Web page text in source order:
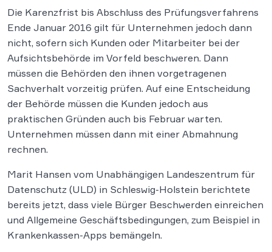
Die Karenzfrist bis Abschluss des Prüfungsverfahrens
Ende Januar 2016 gilt für Unternehmen jedoch dann
nicht, sofern sich Kunden oder Mitarbeiter bei der
Aufsichtsbehörde im Vorfeld beschweren. Dann
müssen die Behörden den ihnen vorgetragenen
Sachverhalt vorzeitig prüfen. Auf eine Entscheidung
der Behörde müssen die Kunden jedoch aus
praktischen Gründen auch bis Februar warten.
Unternehmen müssen dann mit einer Abmahnung
rechnen.
Marit Hansen vom Unabhängigen Landeszentrum für
Datenschutz (ULD) in Schleswig-Holstein berichtete
bereits jetzt, dass viele Bürger Beschwerden einreichen
und Allgemeine Geschäftsbedingungen, zum Beispiel in
Krankenkassen-Apps bemängeln.